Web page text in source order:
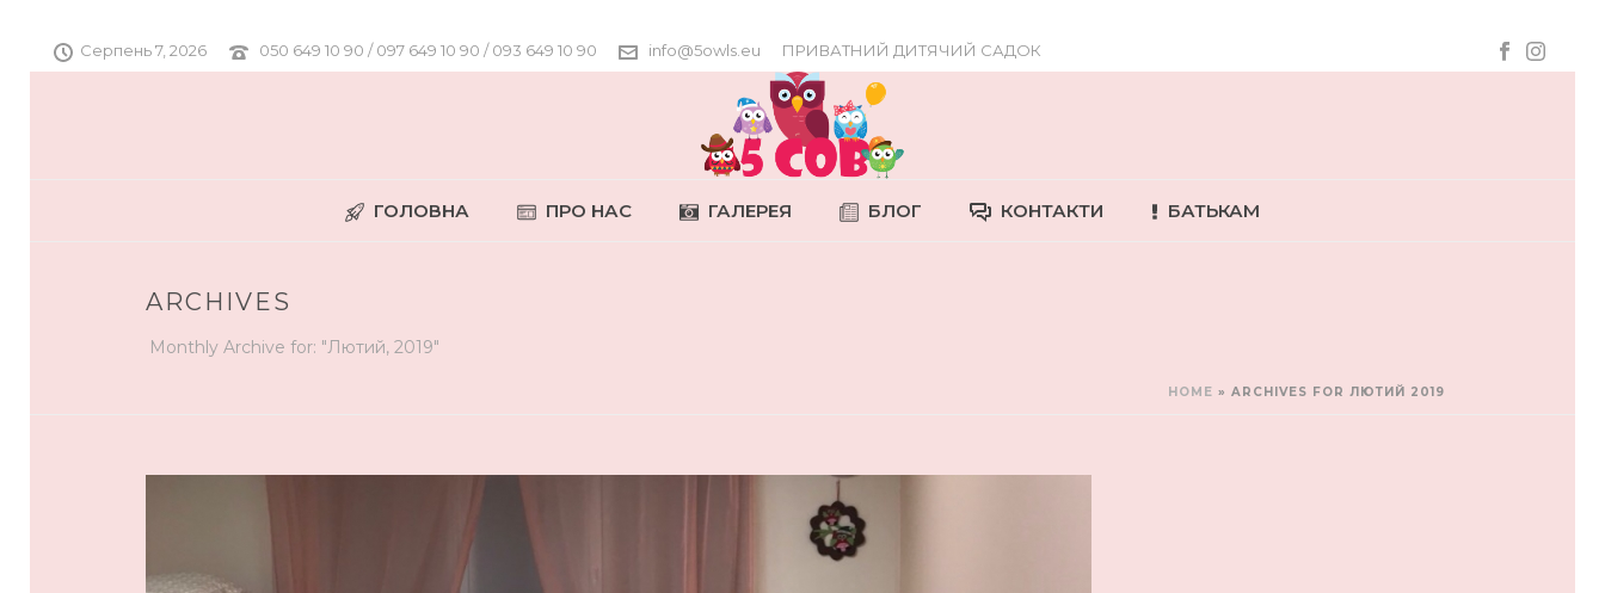
Серпень 7, 2026 050 649 10 90 / 097 649 10 90 / 093 649 10 90 info@5owls.eu ПРИВАТНИЙ ДИТЯЧИЙ САДОК
ГОЛОВНА ПРО НАС ГАЛЕРЕЯ БЛОГ КОНТАКТИ БАТЬКАМ
ARCHIVES
Monthly Archive for: "Лютий, 2019"
HOME » ARCHIVES FOR ЛЮТИЙ 2019